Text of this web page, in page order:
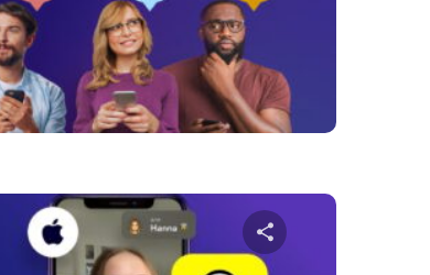
שתף מאמר זה
טוויטר פייסבוק העתק קישור